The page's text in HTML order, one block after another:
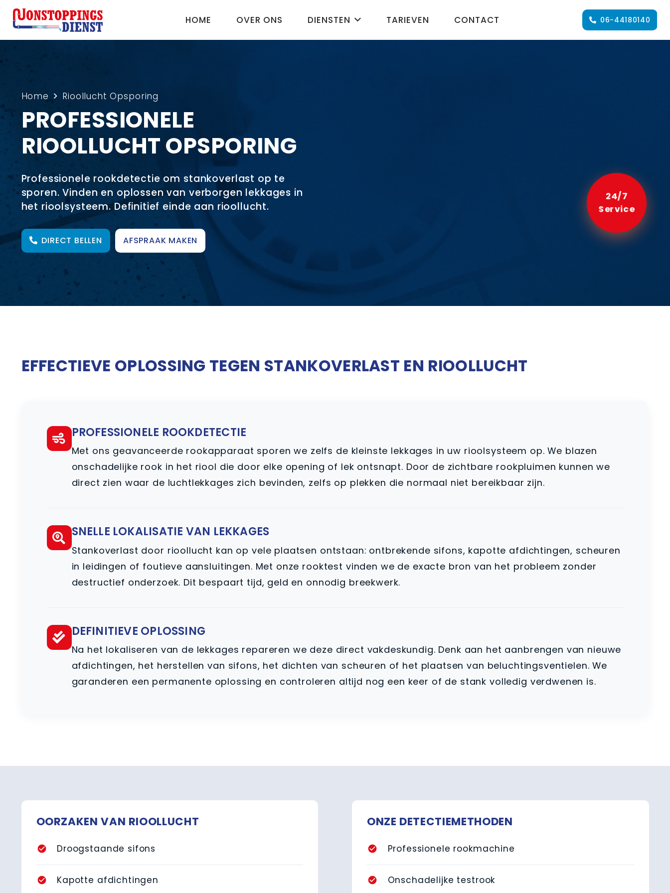
HOME OVER ONS DIENSTEN TARIEVEN CONTACT 06-44180140
Home Rioollucht Opsporing
PROFESSIONELE
RIOOLLUCHT OPSPORING
Professionele rookdetectie om stankoverlast op te
sporen. Vinden en oplossen van verborgen lekkages in
het rioolsysteem. Definitief einde aan rioollucht.
DIRECT BELLEN AFSPRAAK MAKEN
24/7
Service
EFFECTIEVE OPLOSSING TEGEN STANKOVERLAST EN RIOOLLUCHT
PROFESSIONELE ROOKDETECTIE
Met ons geavanceerde rookapparaat sporen we zelfs de kleinste lekkages in uw rioolsysteem op. We blazen
onschadelijke rook in het riool die door elke opening of lek ontsnapt. Door de zichtbare rookpluimen kunnen we
direct zien waar de luchtlekkages zich bevinden, zelfs op plekken die normaal niet bereikbaar zijn.
SNELLE LOKALISATIE VAN LEKKAGES
Stankoverlast door rioollucht kan op vele plaatsen ontstaan: ontbrekende sifons, kapotte afdichtingen, scheuren
in leidingen of foutieve aansluitingen. Met onze rooktest vinden we de exacte bron van het probleem zonder
destructief onderzoek. Dit bespaart tijd, geld en onnodig breekwerk.
DEFINITIEVE OPLOSSING
Na het lokaliseren van de lekkages repareren we deze direct vakdeskundig. Denk aan het aanbrengen van nieuwe
afdichtingen, het herstellen van sifons, het dichten van scheuren of het plaatsen van beluchtingsventielen. We
garanderen een permanente oplossing en controleren altijd nog een keer of de stank volledig verdwenen is.
OORZAKEN VAN RIOOLLUCHT
check_circle Droogstaande sifons
check_circle Kapotte afdichtingen
ONZE DETECTIEMETHODEN
check_circle Professionele rookmachine
check_circle Onschadelijke testrook